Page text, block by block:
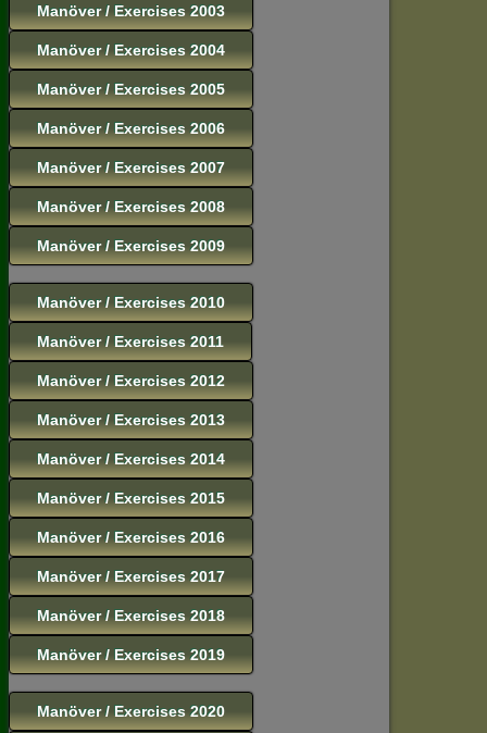
Manöver / Exercises 2003
Manöver / Exercises 2004
Manöver / Exercises 2005
Manöver / Exercises 2006
Manöver / Exercises 2007
Manöver / Exercises 2008
Manöver / Exercises 2009
Manöver / Exercises 2010
Manöver / Exercises 2011
Manöver / Exercises 2012
Manöver / Exercises 2013
Manöver / Exercises 2014
Manöver / Exercises 2015
Manöver / Exercises 2016
Manöver / Exercises 2017
Manöver / Exercises 2018
Manöver / Exercises 2019
Manöver / Exercises 2020